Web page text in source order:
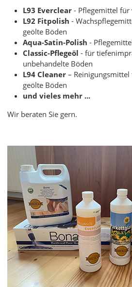
L93 Everclear - Pflegemittel für
L92 Fitpolish -
geölte Böden
Aqua-Satin-Polish -
Classic-Pflegeöl - für
unbehandelte Böden
L94 Cleaner –
geölte Böden
und vieles mehr ...
Wir beraten Sie gern.